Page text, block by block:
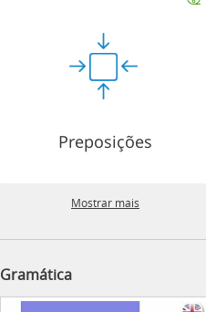
Preposições
Mostrar mais
Gramática